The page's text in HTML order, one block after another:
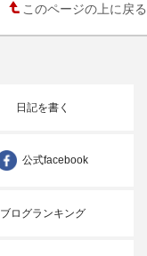
このページの上に戻る
日記を書く
公式facebook
ブログランキング